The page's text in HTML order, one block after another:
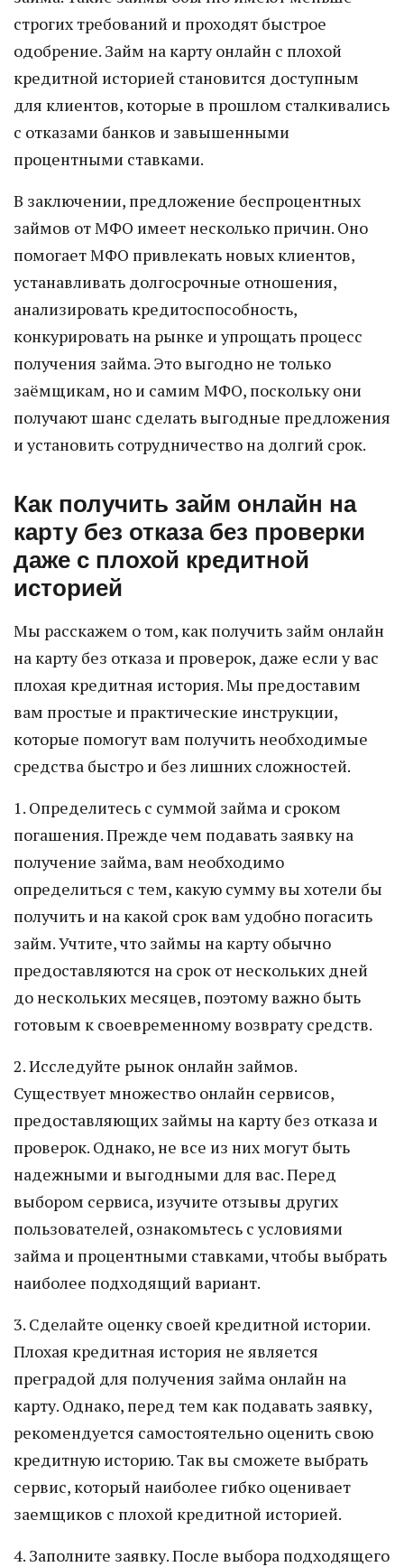
строгих требований и проходят быстрое
одобрение. Займ на карту онлайн с плохой
кредитной историей становится доступным
для клиентов, которые в прошлом сталкивались
с отказами банков и завышенными
процентными ставками.
В заключении, предложение беспроцентных
займов от МФО имеет несколько причин. Оно
помогает МФО привлекать новых клиентов,
устанавливать долгосрочные отношения,
анализировать кредитоспособность,
конкурировать на рынке и упрощать процесс
получения займа. Это выгодно не только
заёмщикам, но и самим МФО, поскольку они
получают шанс сделать выгодные предложения
и установить сотрудничество на долгий срок.
Как получить займ онлайн на
карту без отказа без проверки
даже с плохой кредитной
историей
Мы расскажем о том, как получить займ онлайн
на карту без отказа и проверок, даже если у вас
плохая кредитная история. Мы предоставим
вам простые и практические инструкции,
которые помогут вам получить необходимые
средства быстро и без лишних сложностей.
1. Определитесь с суммой займа и сроком
погашения. Прежде чем подавать заявку на
получение займа, вам необходимо
определиться с тем, какую сумму вы хотели бы
получить и на какой срок вам удобно погасить
займ. Учтите, что займы на карту обычно
предоставляются на срок от нескольких дней
до нескольких месяцев, поэтому важно быть
готовым к своевременному возврату средств.
2. Исследуйте рынок онлайн займов.
Существует множество онлайн сервисов,
предоставляющих займы на карту без отказа и
проверок. Однако, не все из них могут быть
надежными и выгодными для вас. Перед
выбором сервиса, изучите отзывы других
пользователей, ознакомьтесь с условиями
займа и процентными ставками, чтобы выбрать
наиболее подходящий вариант.
3. Сделайте оценку своей кредитной истории.
Плохая кредитная история не является
преградой для получения займа онлайн на
карту. Однако, перед тем как подавать заявку,
рекомендуется самостоятельно оценить свою
кредитную историю. Так вы сможете выбрать
сервис, который наиболее гибко оценивает
заемщиков с плохой кредитной историей.
4. Заполните заявку. После выбора подходящего